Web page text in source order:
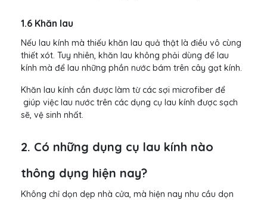
1.6 Khăn lau
Nếu lau kính mà thiếu khăn lau quả thật là điều vô cùng
thiết xót. Tuy nhiên, khăn lau không phải dùng để lau
kính mà để lau những phần nước bám trên cây gạt kính.
Khăn lau kính cần được làm từ các sợi microfiber để
giúp việc lau nước trên các dụng cụ lau kính được sạch
sẽ, vệ sinh nhất.
2. Có những dụng cụ lau kính nào
thông dụng hiện nay?
Không chỉ dọn dẹp nhà cửa, mà hiện nay nhu cầu dọn